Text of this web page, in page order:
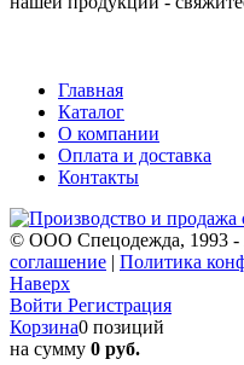
Главная
Каталог
О компании
Оплата и доставка
Контакты
© ООО Спецодежда, 1993 -
соглашение | Политика
Наверх
Войти Регистрация
Корзина0 позиций
на сумму 0 руб.